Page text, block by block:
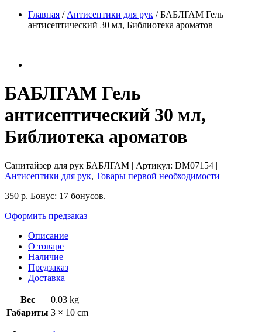
Главная / Антисептики для рук /БАБЛГАМ Гель
антисептический 30 мл, Библиотека ароматов
БАБЛГАМ Гель
антисептический 30 мл,
Библиотека ароматов
Санитайзер для рук БАБЛГАМ | Артикул: DM07154 |
Антисептики для рук, Товары первой необходимости
350 р. Бонус: 17 бонусов.
Оформить предзаказ
Описание
О товаре
Наличие
Предзаказ
Доставка
Вес
0.03 kg
Габариты 3 × 10 cm